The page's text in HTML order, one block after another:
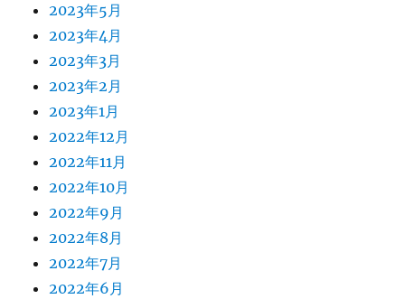
2023年5月
2023年4月
2023年3月
2023年2月
2023年1月
2022年12月
2022年11月
2022年10月
2022年9月
2022年8月
2022年7月
2022年6月